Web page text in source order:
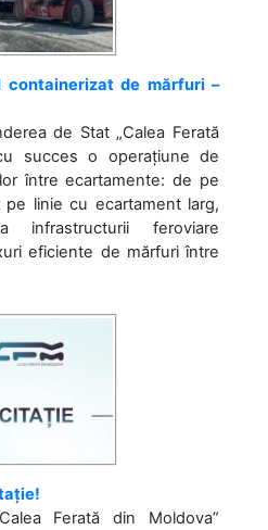
containerizat de mărfuri –
de Stat „Calea Ferată
succes o operațiune de
între ecartamente: de pe
linie cu ecartament larg,
infrastructurii feroviare
eficiente de mărfuri între
Ferată din Moldova”